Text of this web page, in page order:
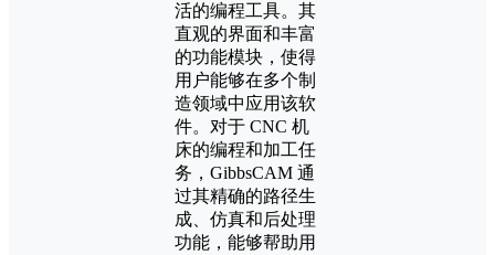
活的编程工具。其
直观的界面和丰富
的功能模块，使得
用户能够在多个制
造领域中应用该软
件。对于 CNC 机
床的编程和加工任
务，GibbsCAM 通
过其精确的路径生
成、仿真和后处理
功能，能够帮助用